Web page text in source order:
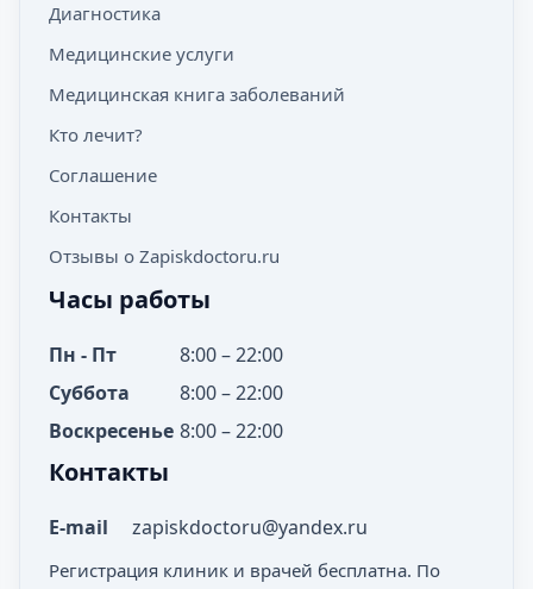
Диагностика
Медицинские услуги
Медицинская книга заболеваний
Кто лечит?
Соглашение
Контакты
Отзывы о Zapiskdoctoru.ru
Часы работы
Пн - Пт
8:00 – 22:00
Суббота
8:00 – 22:00
Воскресенье 8:00 – 22:00
Контакты
E-mail zapiskdoctoru@yandex.ru
Регистрация клиник и врачей бесплатна. По